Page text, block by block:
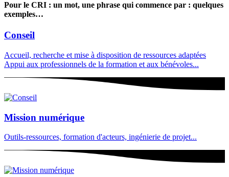
Pour le CRI : un mot, une phrase qui commence par : quelques
exemples…
Conseil
Accueil, recherche et mise à disposition de ressources adaptées
Appui aux professionnels de la formation et aux bénévoles...
Mission numérique
Outils-ressources, formation d'acteurs, ingénierie de projet...